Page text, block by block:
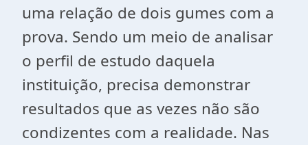
uma relação de dois gumes com a
prova. Sendo um meio de analisar
o perfil de estudo daquela
instituição, precisa demonstrar
resultados que as vezes não são
condizentes com a realidade. Nas